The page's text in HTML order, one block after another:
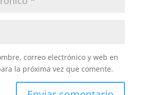
correo electrónico y web en
la próxima vez que comente.